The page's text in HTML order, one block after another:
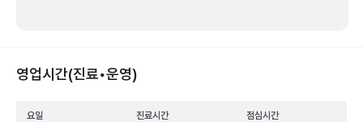
영업시간(진료•운영)
요일 진료시간 점심시간